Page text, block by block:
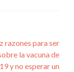
razones para ser
la vacuna de
y no esperar un